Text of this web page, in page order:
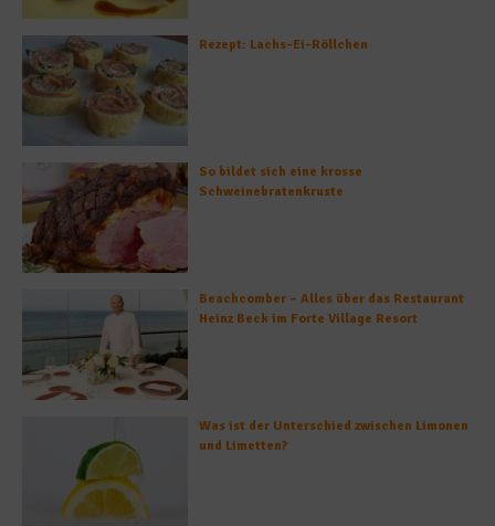
Rezept: Lachs-Ei-Röllchen
So bildet sich eine krosse
Schweinebratenkruste
Beachcomber – Alles über das Restaurant
Heinz Beck im Forte Village Resort
Was ist der Unterschied zwischen Limonen
und Limetten?